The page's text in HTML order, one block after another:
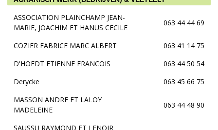
ASSOCIATION PLAINCHAMP JEAN-
MARIE, JOACHIM ET HANUS CECILE
063 44 44 69
COZIER FABRICE MARC ALBERT
063 41 14 75
D'HOEDT ETIENNE FRANCOIS
063 44 50 54
Derycke
063 45 66 75
MASSON ANDRE ET LALOY
MADELEINE
063 44 48 90
SAUSSU RAYMOND ET LENOIR